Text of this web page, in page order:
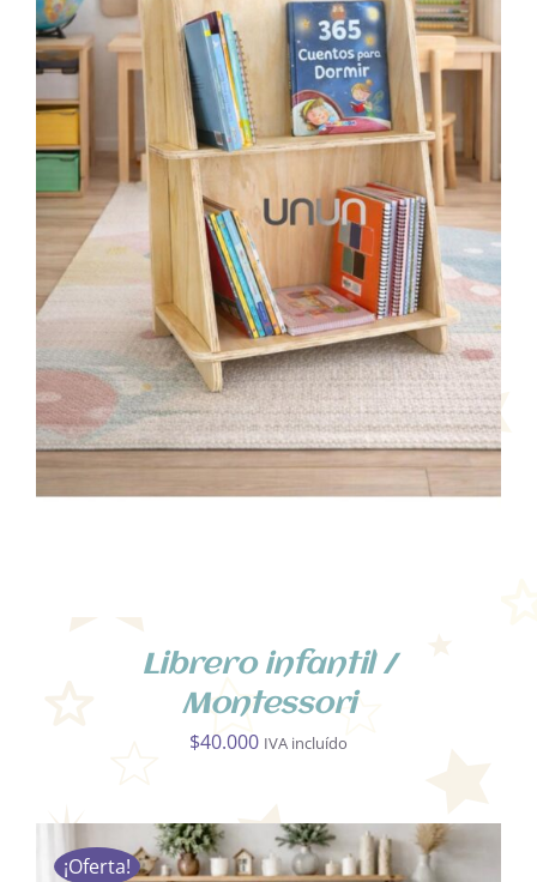
AÑADIR AL CARRITO
/
DETALLES
Librero infantil /
Montessori
$40.000 IVA incluído
¡Oferta!